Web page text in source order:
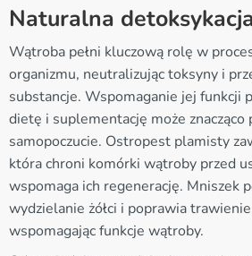
Naturalna
Wątroba pełni kluczową rolę w
organizmu, neutralizując toksyny i
substancje. Wspomaganie jej funkcji
dietę i suplementację może znacząco
samopoczucie. Ostropest plamisty
która chroni komórki wątroby przed
wspomaga ich regenerację. Mniszek
wydzielanie żółci i poprawia
wspomagając funkcje wątroby.